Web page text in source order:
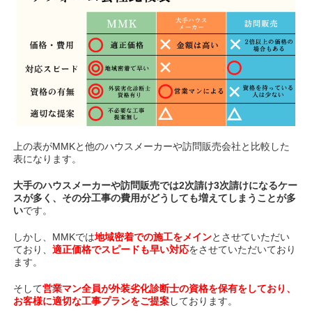
上の表がMMKと他のハウスメーカーや訪問販売会社と比較した
表になります。
大手のハウスメーカーや訪問販売では2次請け3次請けになるケー
スが多く、その分工事の費用がどうしても増えてしまうことが多
いです。
しかし、MMKでは地域密着での施工をメインとさせていただい
ており、適正価格でスピードも早い対応をさせていただいており
ます。
そして営業マン全員が外装劣化診断士の資格を保有をしており、
お客様に適切な工事プランをご提案しております。